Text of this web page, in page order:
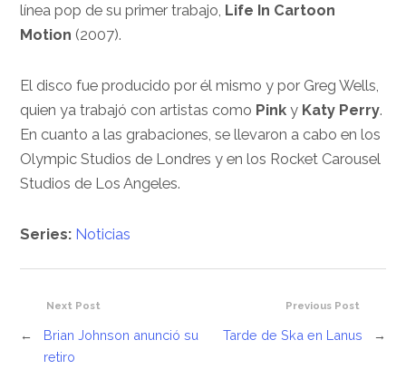
línea pop de su primer trabajo, Life In Cartoon
Motion (2007).
El disco fue producido por él mismo y por Greg Wells,
quien ya trabajó con artistas como Pink y Katy Perry.
En cuanto a las grabaciones, se llevaron a cabo en los
Olympic Studios de Londres y en los Rocket Carousel
Studios de Los Angeles.
Series: Noticias
Previous Post
Tarde de Ska en Lanus →
Next Post
←
Brian Johnson anunció su
retiro